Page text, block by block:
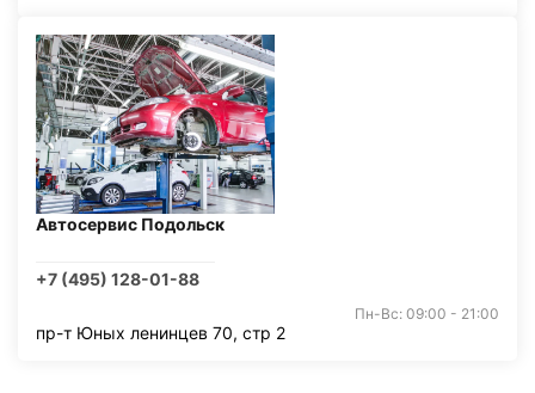
Автосервис Подольск
+7 (495) 128-01-88
Пн-Вс: 09:00 - 21:00
пр-т Юных ленинцев 70, стр 2